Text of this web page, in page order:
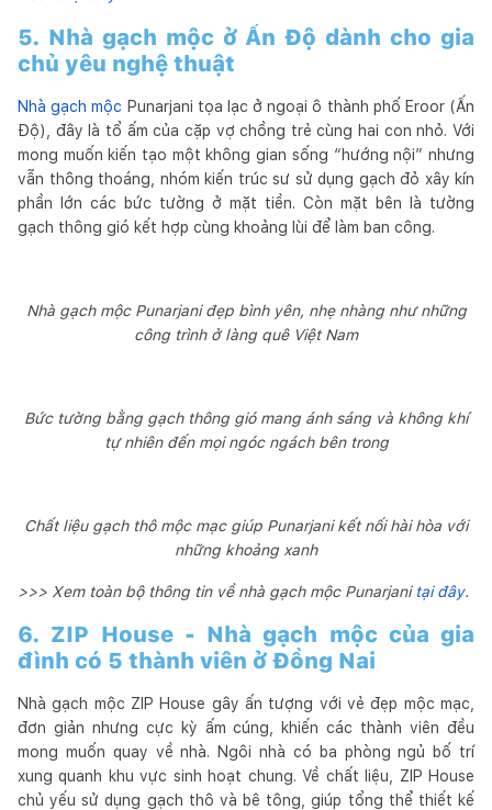
5. Nhà gạch mộc ở Ấn Độ dành cho gia
chủ yêu nghệ thuật
Nhà gạch mộc Punarjani tọa lạc ở ngoại ô thành phố Eroor (Ấn
Độ), đây là tổ ấm của cặp vợ chồng trẻ cùng hai con nhỏ. Với
mong muốn kiến tạo một không gian sống “hướng nội” nhưng
vẫn thông thoáng, nhóm kiến trúc sư sử dụng gạch đỏ xây kín
phần lớn các bức tường ở mặt tiền. Còn mặt bên là tường
gạch thông gió kết hợp cùng khoảng lùi để làm ban công.
Nhà gạch mộc Punarjani đẹp bình yên, nhẹ nhàng như những
công trình ở làng quê Việt Nam
Bức tường bằng gạch thông gió mang ánh sáng và không khí
tự nhiên đến mọi ngóc ngách bên trong
Chất liệu gạch thô mộc mạc giúp Punarjani kết nối hài hòa với
những khoảng xanh
>>> Xem toàn bộ thông tin về nhà gạch mộc Punarjani tại đây.
6. ZIP House - Nhà gạch mộc của gia
đình có 5 thành viên ở Đồng Nai
Nhà gạch mộc ZIP House gây ấn tượng với vẻ đẹp mộc mạc,
đơn giản nhưng cực kỳ ấm cúng, khiến các thành viên đều
mong muốn quay về nhà. Ngôi nhà có ba phòng ngủ bố trí
xung quanh khu vực sinh hoạt chung. Về chất liệu, ZIP House
chủ yếu sử dụng gạch thô và bê tông, giúp tổng thể thiết kế